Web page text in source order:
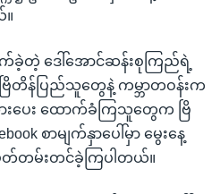
။
ခဲ့တဲ့ ဒေါ်အောင်ဆန်းစုကြည်ရဲ့
ြိတိန်ပြည်သူတွေနဲ့ ကမ္ဘာတဝန်းက
းပေး ထောက်ခံကြသူတွေက ဗြိ
စာမျက်နှာပေါ်မှာ မွေးနေ့
တ်တမ်းတင်ခဲ့ကြပါတယ်။